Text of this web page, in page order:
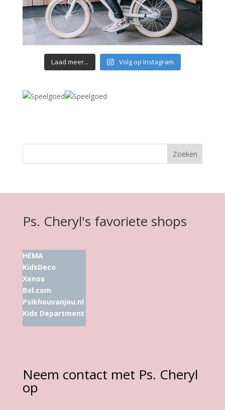
Laad meer... Volg op Instagram
Ps. Cheryl's favoriete shops
HEMA
KidsDeco
Xenos
Bol.com
Psikhouvanjou.nl
Kids Department
Neem contact met Ps. Cheryl
op